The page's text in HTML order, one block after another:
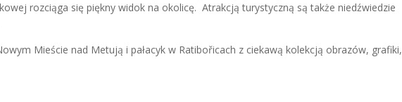
rozciąga się piękny widok na okolicę. Atrakcją turystyczną są także niedźwiedzie
Mieście nad Metują i pałacyk w Ratibořicach z ciekawą kolekcją obrazów, grafiki,